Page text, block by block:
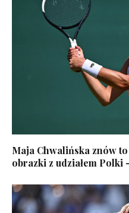
Maja Chwalińska znów
obrazki z udziałem Polki